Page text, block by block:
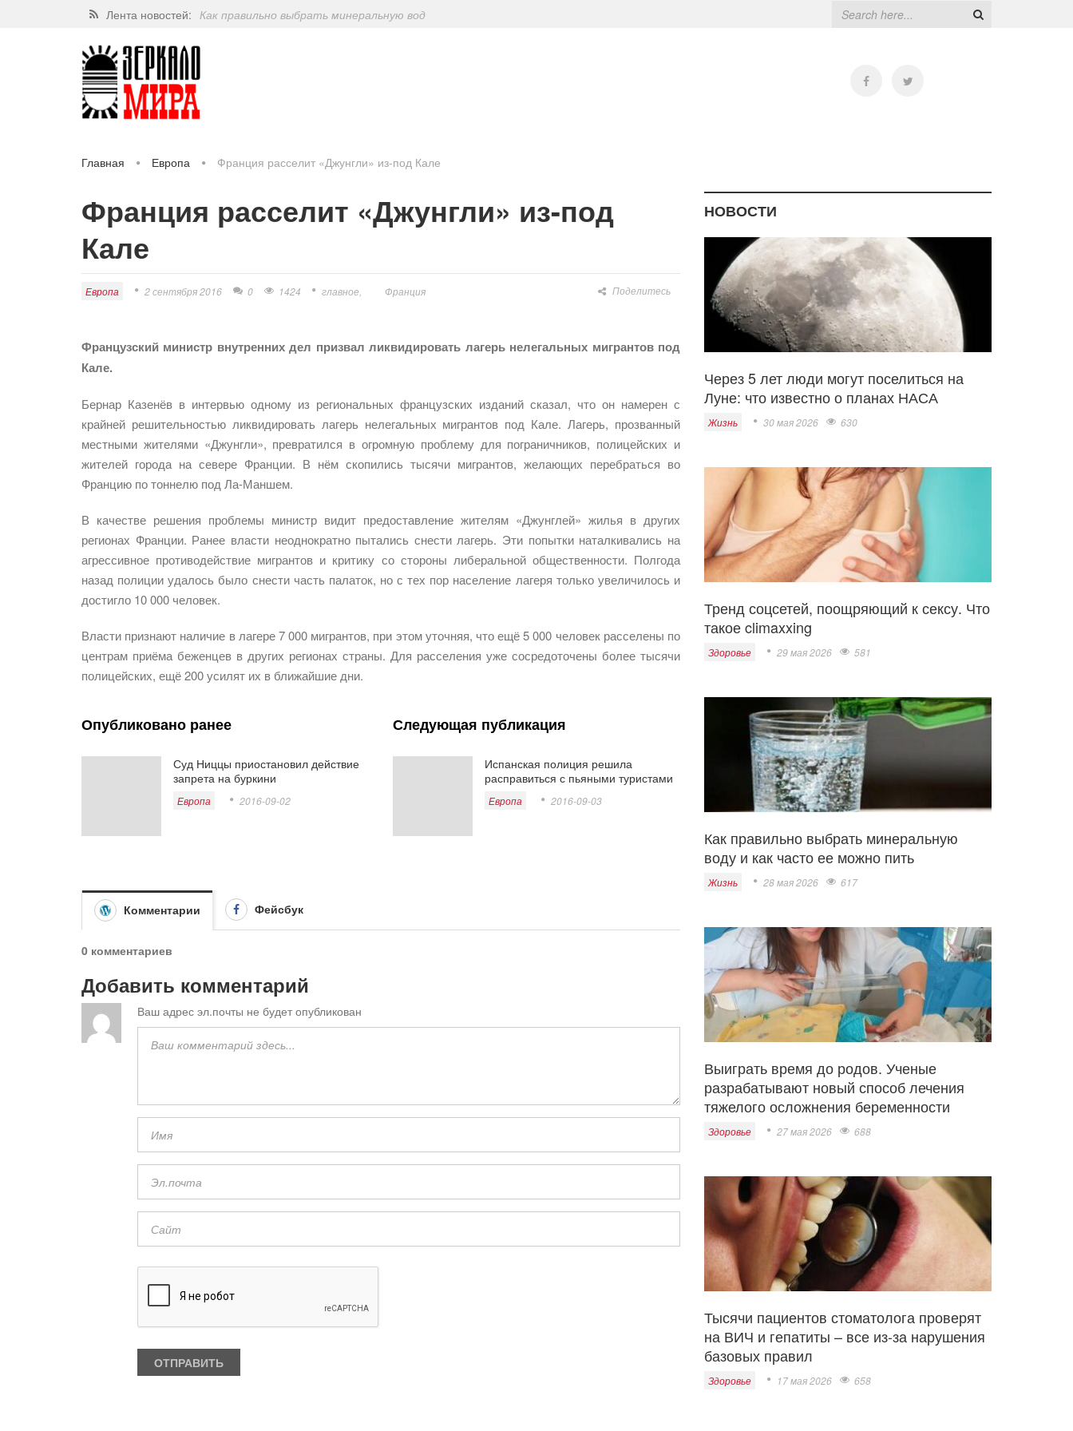
Лента новостей: Как правильно выбрать минеральную вод
Какие орехи самые полезные: диетологи
Главная Европа Франция расселит «Джунгли» из-под Кале
Франция расселит «Джунгли» из-под
Кале
Европа 2 сентября 2016 0 1424 главное Франция Поделитесь
Французский министр внутренних дел призвал ликвидировать лагерь нелегальных мигрантов под
Кале.
Бернар Казенёв в интервью одному из региональных французских изданий сказал, что он намерен с
крайней решительностью ликвидировать лагерь нелегальных мигрантов под Кале. Лагерь, прозванный
местными жителями «Джунгли», превратился в огромную проблему для пограничников, полицейских и
жителей города на севере Франции. В нём скопились тысячи мигрантов, желающих перебраться во
Францию по тоннелю под Ла-Маншем.
В качестве решения проблемы министр видит предоставление жителям «Джунглей» жилья в других
регионах Франции. Ранее власти неоднократно пытались снести лагерь. Эти попытки наталкивались на
агрессивное противодействие мигрантов и критику со стороны либеральной общественности. Полгода
назад полиции удалось было снести часть палаток, но с тех пор население лагеря только увеличилось и
достигло 10 000 человек.
Власти признают наличие в лагере 7 000 мигрантов, при этом уточняя, что ещё 5 000 человек расселены по
центрам приёма беженцев в других регионах страны. Для расселения уже сосредоточены более тысячи
полицейских, ещё 200 усилят их в ближайшие дни.
Опубликовано ранее
Суд Ниццы приостановил действие
запрета на буркини
Европа 2016-09-02
Следующая публикация
Испанская полиция решила
расправиться с пьяными туристами
Европа 2016-09-03
Комментарии Фейсбук
0 комментариев
Добавить комментарий
Ваш адрес эл.почты не будет опубликован
НОВОСТИ
Через 5 лет люди могут поселиться на
Луне: что известно о планах НАСА
Жизнь 30 мая 2026 630
Тренд соцсетей, поощряющий к сексу. Что
такое climaxxing
Здоровье 29 мая 2026 581
Как правильно выбрать минеральную
воду и как часто ее можно пить
Жизнь 28 мая 2026 617
Выиграть время до родов. Ученые
разрабатывают новый способ лечения
тяжелого осложнения беременности
Здоровье 27 мая 2026 688
Тысячи пациентов стоматолога проверят
на ВИЧ и гепатиты – все из-за нарушения
базовых правил
Здоровье 17 мая 2026 658